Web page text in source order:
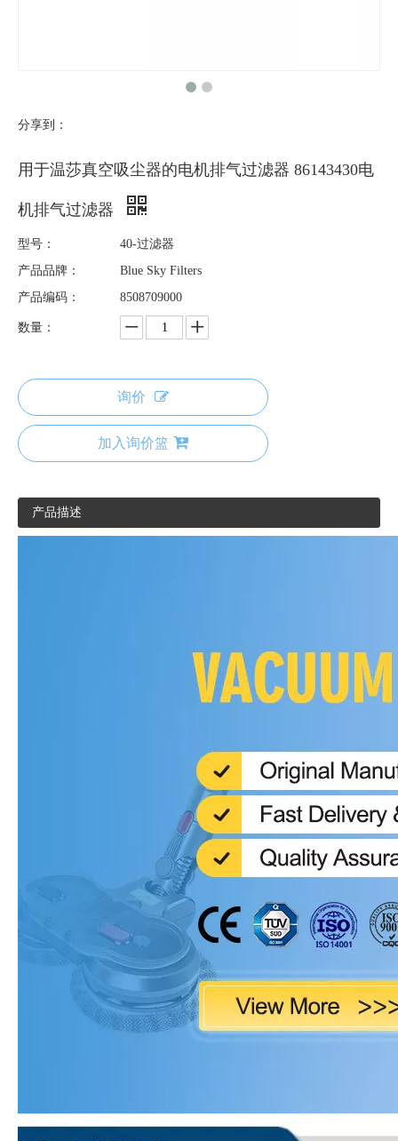
分享到：
用于温莎真空吸尘器的电机排气过滤器 86143430电
机排气过滤器
型号：
40-过滤器
产品品牌：
Blue Sky Filters
产品编码：
8508709000
数量：
询价
加入询价篮
产品描述